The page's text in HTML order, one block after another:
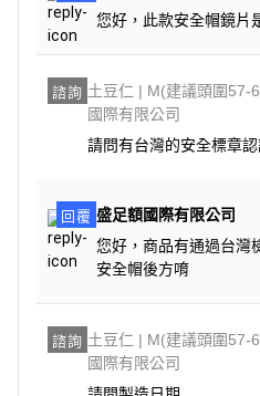
您好，此款安全帽鏡片
諮詢 土豆仁 | M(建議頭圍57-
國際有限公司
請問有台灣的安全標章認
回覆 盛足額國際有限公司
您好，商品有通過台灣
安全帽後方唷
諮詢 土豆仁 | M(建議頭圍57-
國際有限公司